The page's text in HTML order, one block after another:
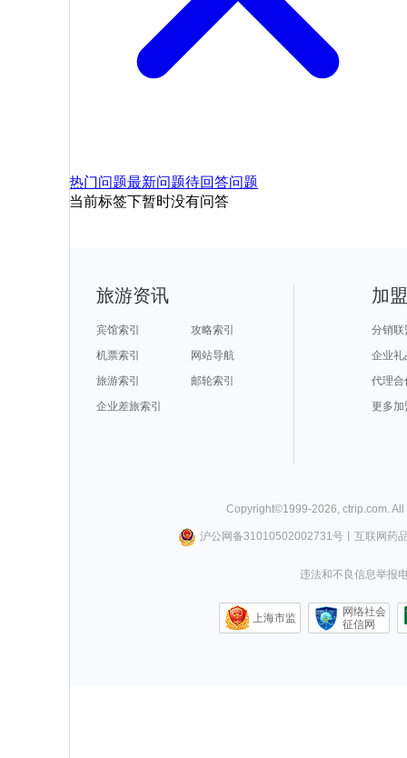
热门问题最新问题待回答问题
当前标签下暂时没有问答
旅游资讯
宾馆索引
攻略索引
机票索引
网站导航
旅游索引
邮轮索引
企业差旅索引
加
分销联
企业礼
代理合
更多加
Copyright©1999-2026, ctrip.com.
沪公网备31010502002731号丨 互联网药
违法和不良信息举报
上海市监
网络社会
征信网